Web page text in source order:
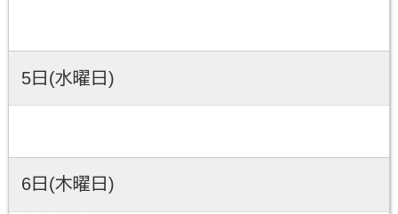
5日(水曜日)
6日(木曜日)